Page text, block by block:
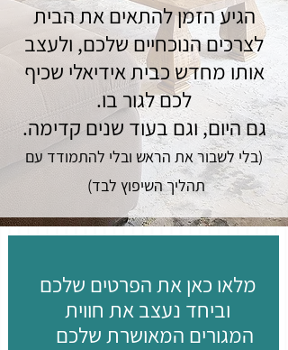
הגיע הזמן להתאים את הבית
לצרכים הנוכחיים שלכם, ולעצב
אותו מחדש כבית אידיאלי שכיף
לכם לגור בו.
גם היום, וגם בעוד שנים קדימה.
(בלי לשבור את הראש ובלי להתמודד עם
תהליך השיפוץ לבד)
מלאו כאן את הפרטים שלכם
וביחד נעצב את חווית
המגורים המאושרת שלכם